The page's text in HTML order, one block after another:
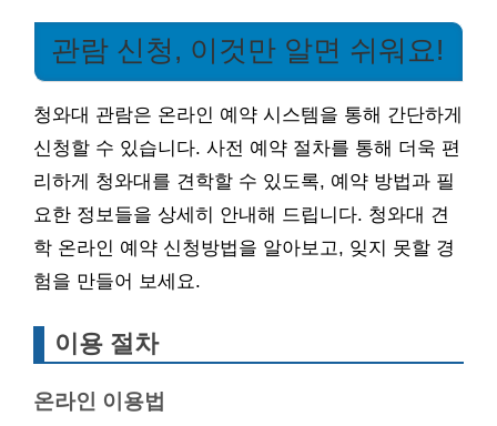
관람 신청, 이것만 알면 쉬워요!
청와대 관람은 온라인 예약 시스템을 통해 간단하게
신청할 수 있습니다. 사전 예약 절차를 통해 더욱 편
리하게 청와대를 견학할 수 있도록, 예약 방법과 필
요한 정보들을 상세히 안내해 드립니다. 청와대 견
학 온라인 예약 신청방법을 알아보고, 잊지 못할 경
험을 만들어 보세요.
이용 절차
온라인 이용법